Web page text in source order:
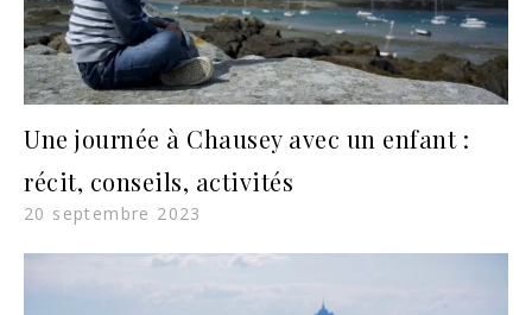
Une journée à Chausey avec un enfant :
récit, conseils, activités
20 septembre 2023